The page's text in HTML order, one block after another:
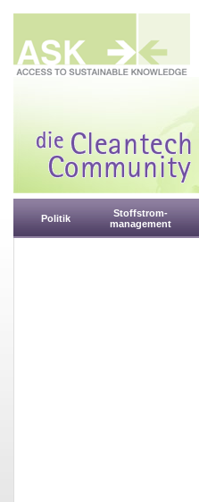
Politik
Stoffstrom-
management